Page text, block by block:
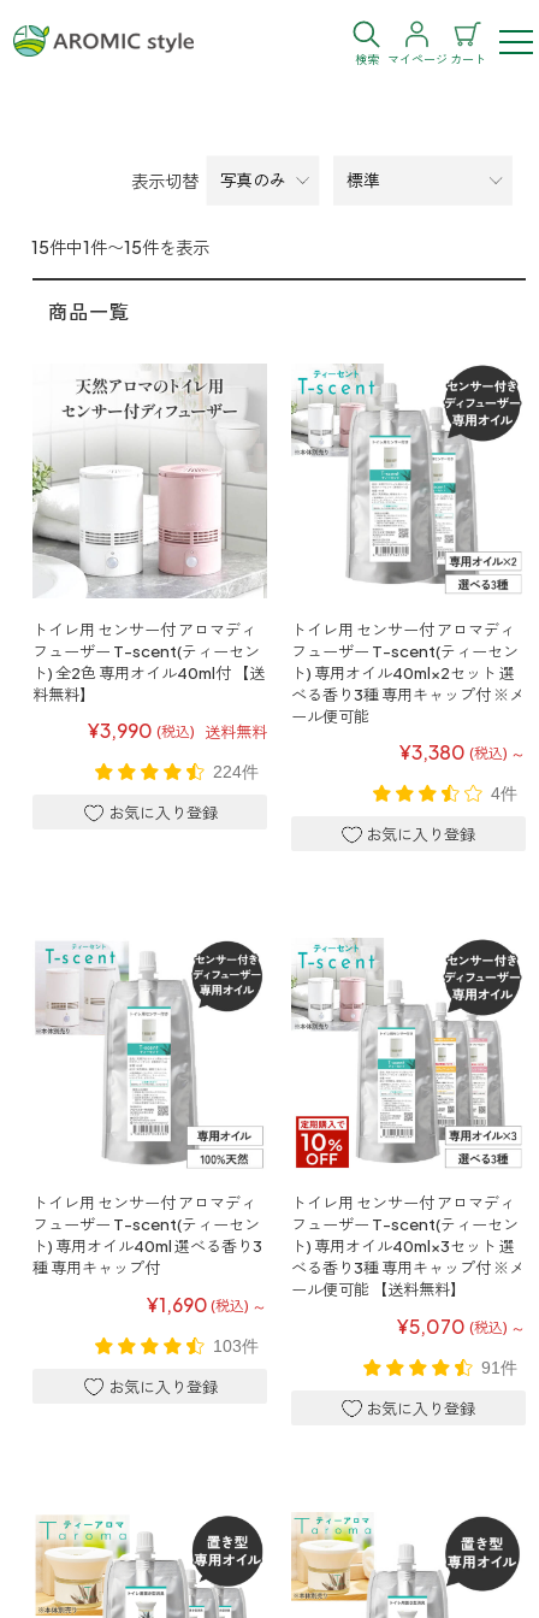
検索 マイページ カート
お部屋・シーン
トイレ
トイレ空間を快適にしたい
寝室
ぐっすり眠れる空間にしたい
帰宅・来客時も心地よくしたい
リビング
ホッと安らげる空間にしたい
衣類を守り清潔な空間にしたい
キッチン・水まわり
お出かけ・アウトドア
外出先でも快適に過ごしたい
目的・お悩み
消臭
製品タイプ
アロマディフューザー
トイレ用
どこでも
アロミック・ハング
トイレ用
ティーセント
どこでも
リードディフューザー
ねむりの魔法
アロミック・フィット
ペパーミント＆ユーカリ
トイレ用
ティーアロマ
衣類・ファブリック用
ファブリックミスト
ラベンダー
キャンドルライト
グッドスリープ
眠気対策
スリープブロック
ボディミスト
(冷寒)
その他
マスククリップ
次亜塩素酸水ジアケア
商品一覧
新商品
定期購入サービス
店舗情報
ご利用ガイド
読みもの
採用情報
フランチャイズ募集
表示切替
15件中1件〜15件を表示
商品一覧
トイレ用 センサー付 アロマディ
フューザー T-scent(ティーセン
ト) 全2色 専用オイル40ml付 【送
料無料】
¥3,990 (税込) 送料無料
224件
トイレ用 センサー付 アロマディ
フューザー T-scent(ティーセン
ト) 専用オイル40ml×2セット 選
べる香り3種 専用キャップ付 ※メ
ール便可能
¥3,380 (税込) ～
4件
トイレ用 センサー付 アロマディ
フューザー T-scent(ティーセン
ト) 専用オイル40ml 選べる香り3
種 専用キャップ付
¥1,690 (税込) ～
103件
トイレ用 センサー付 アロマディ
フューザー T-scent(ティーセン
ト) 専用オイル40ml×3セット 選
べる香り3種 専用キャップ付 ※メ
ール便可能 【送料無料】
¥5,070 (税込) ～
91件